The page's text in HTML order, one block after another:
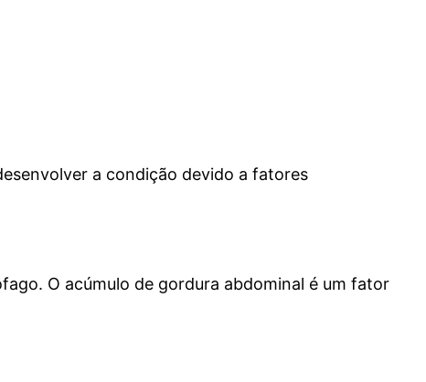
a condição devido a fatores
O acúmulo de gordura abdominal é um fator